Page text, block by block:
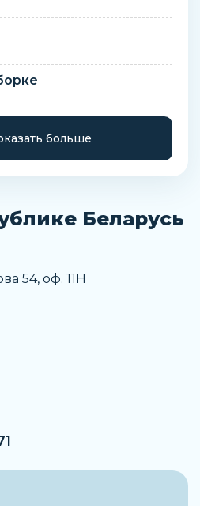
конденсата
рукоятки
больше
Беларусь
54, оф. 11H